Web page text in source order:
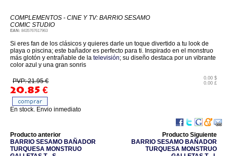
COMPLEMENTOS - CINE Y TV: BARRIO SESAMO
COMIC STUDIO
EAN: 8435767617963
Si eres fan de los clásicos y quieres darle un toque divertido a tu look de
playa o piscina; este bañador es perfecto para ti. Inspirado en el monstruo
más glotón y entrañable de la televisión; su diseño destaca por un vibrante
color azul y una gran sonris
PVP: 21.95 €
20.85 €
0.00 $
0.00 £
En stock. Envio inmediato
Producto anterior
BARRIO SESAMO BAÑADOR
TURQUESA MONSTRUO
Producto Siguiente
BARRIO SESAMO BAÑADOR
TURQUESA MONSTRUO